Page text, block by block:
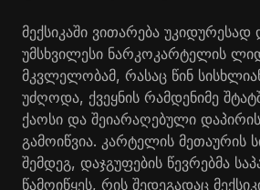
მექსიკაში ვითარება უკიდურესად
უმსხვილესი ნარკოკარტელის
მკვლელობამ, რასაც წინ
უძღოდა, ქვეყნის რამდენიმე
ქაოსი და შეიარაღებული
გამოიწვია. კარტელის მეთაურის
შემდეგ, დაჯგუფების წევრებმა
წამოიწყეს, რის შედეგადაც